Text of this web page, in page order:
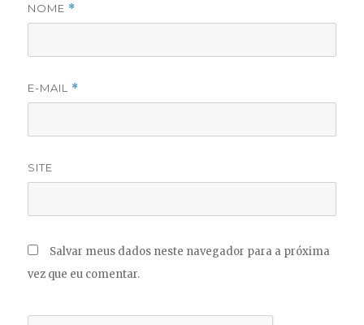
NOME *
E-MAIL *
SITE
Salvar meus dados neste navegador para a próxima
vez que eu comentar.